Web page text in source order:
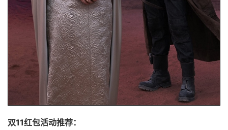
双11红包活动推荐：